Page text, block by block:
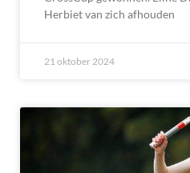
Herbiet van zich afhouden
21 oktober 2024